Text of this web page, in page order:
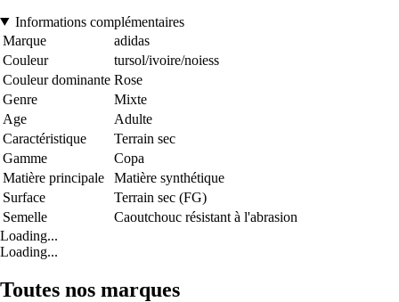
Informations complémentaires
Marque
adidas
Couleur
tursol/ivoire/noiess
Couleur dominante Rose
Genre
Mixte
Age
Adulte
Caractéristique
Terrain sec
Gamme
Copa
Matière principale
Matière synthétique
Surface
Terrain sec (FG)
Semelle
Caoutchouc résistant à l'abrasion
Loading...
Loading...
Toutes nos marques